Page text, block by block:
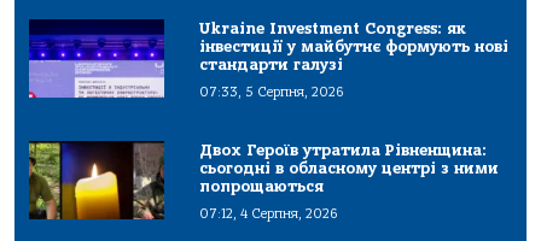
Ukraine Investment Congress: як
інвестиції у майбутнє формують нові
стандарти галузі
07:33, 5 Серпня, 2026
Двох Героїв утратила Рівненщина:
сьогодні в обласному центрі з ними
попрощаються
07:12, 4 Серпня, 2026